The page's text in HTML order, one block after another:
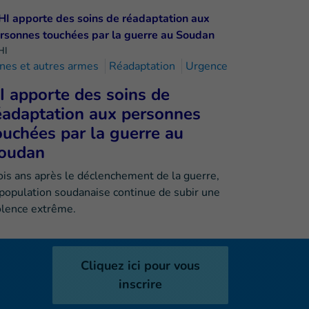
et autres armes Réadaptation Urgence
apporte des soins de
aux personnes
par la guerre au
ans après le déclenchement de la guerre,
soudanaise continue de subir une
extrême.
Cliquez ici pour vous
inscrire